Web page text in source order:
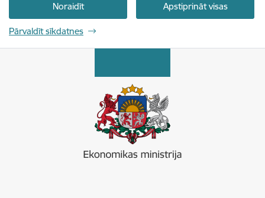
Noraidīt Apstiprināt visas
Pārvaldīt sīkdatnes